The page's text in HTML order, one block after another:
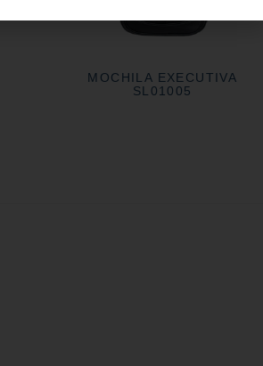
MOCHILA EXECUTIVA
SL01005